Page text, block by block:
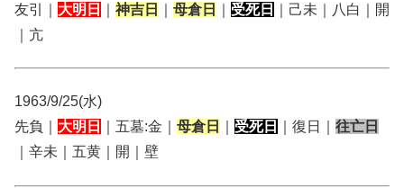
友引｜ 大明日 神吉日 母倉日 受死日
｜己未｜八白｜開
｜亢
1963/9/25(水)
先負｜ 大明日 ｜五墓:金｜ 母倉日 受死日 ｜復日｜ 往亡日
｜辛未｜五黄｜開｜壁